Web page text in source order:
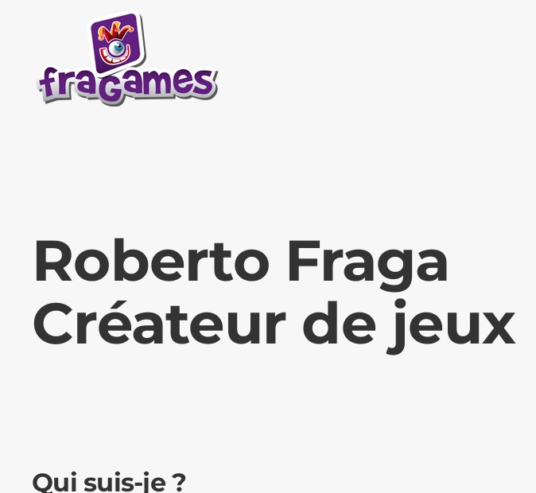
Skip to main content
Roberto Fraga
Créateur de jeux
Qui suis-je ?